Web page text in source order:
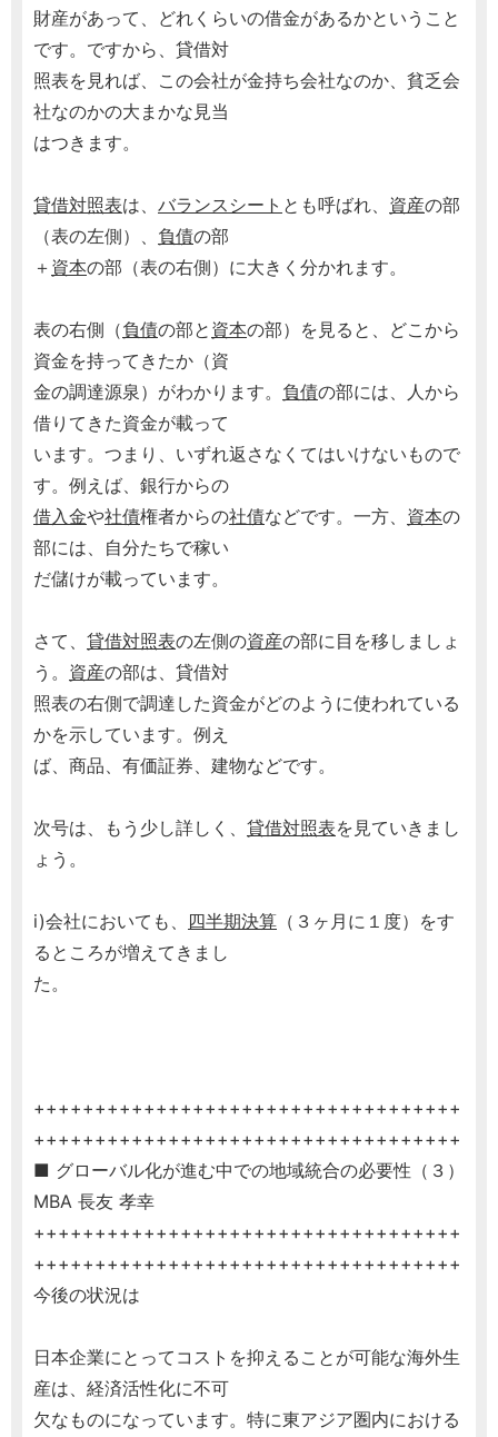
財産があって、どれくらいの借金があるかということ
です。ですから、貸借対
照表を見れば、この会社が金持ち会社なのか、貧乏会
社なのかの大まかな見当
はつきます。
貸借対照表は、 バランスシート とも呼ばれ、 資産の部
（表の左側）、 負債の部
＋ 資本の部（表の右側）に大きく分かれます。
表の右側（負債の部と 資本の部）を見ると、どこから
資金を持ってきたか（資
金の調達源泉）がわかります。 負債の部には、人から
借りてきた資金が載って
います。つまり、いずれ返さなくてはいけないもので
す。例えば、銀行からの
借入金や社債権者からの社債などです。一方、 資本の
部には、自分たちで稼い
だ儲けが載っています。
さて、 貸借対照表の左側の資産の部に目を移しましょ
う。 資産の部は、貸借対
照表の右側で調達した資金がどのように使われている
かを示しています。例え
ば、商品、有価証券、建物などです。
次号は、もう少し詳しく、 貸借対照表を見ていきまし
ょう。
i)会社においても、 四半期決算 （３ヶ月に１度）をす
るところが増えてきまし
た。
+++++++++++++++++++++++++++++++++++
+++++++++++++++++++++++++++++++++++
■ グローバル化が進む中での地域統合の必要性（３）
MBA 長友 孝幸
+++++++++++++++++++++++++++++++++++
+++++++++++++++++++++++++++++++++++
今後の状況は
日本企業にとってコストを抑えることが可能な海外生
産は、経済活性化に不可
欠なものになっています。特に東アジア圏内における